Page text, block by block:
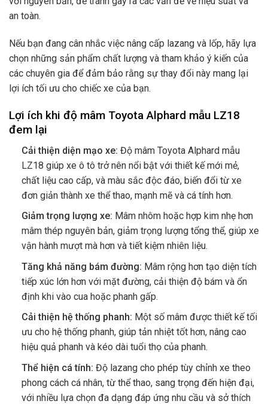
an toàn.
Nếu bạn đang cân nhắc việc nâng cấp lazang và lốp, hãy lựa
chọn những sản phẩm chất lượng và tham khảo ý kiến của
các chuyên gia để đảm bảo rằng sự thay đổi này mang lại
lợi ích tối ưu cho chiếc xe của bạn.
Lợi ích khi độ mâm Toyota Alphard mẫu LZ18
đem lại
Cải thiện diện mạo xe: Độ mâm Toyota Alphard mẫu
LZ18 giúp xe ô tô trở nên nổi bật với thiết kế mới mẻ,
chất liệu cao cấp, và màu sắc độc đáo, biến đổi từ xe
đơn giản thành xe thể thao, mạnh mẽ và cá tính hơn.
Giảm trọng lượng xe: Mâm nhôm hoặc hợp kim nhẹ hơn
mâm thép nguyên bản, giảm trọng lượng tổng thể, giúp xe
vận hành mượt mà hơn và tiết kiệm nhiên liệu.
Tăng khả năng bám đường: Mâm rộng hơn tạo diện tích
tiếp xúc lớn hơn với mặt đường, cải thiện độ bám và ổn
định khi vào cua hoặc phanh gấp.
Cải thiện hệ thống phanh: Một số mâm được thiết kế tối
ưu cho hệ thống phanh, giúp tản nhiệt tốt hơn, nâng cao
hiệu quả phanh và kéo dài tuổi thọ của phanh.
Thể hiện cá tính: Độ lazang cho phép tùy chỉnh xe theo
phong cách cá nhân, từ thể thao, sang trọng đến hiện đại,
với nhiều lựa chọn đa dạng đáp ứng nhu cầu và sở thích